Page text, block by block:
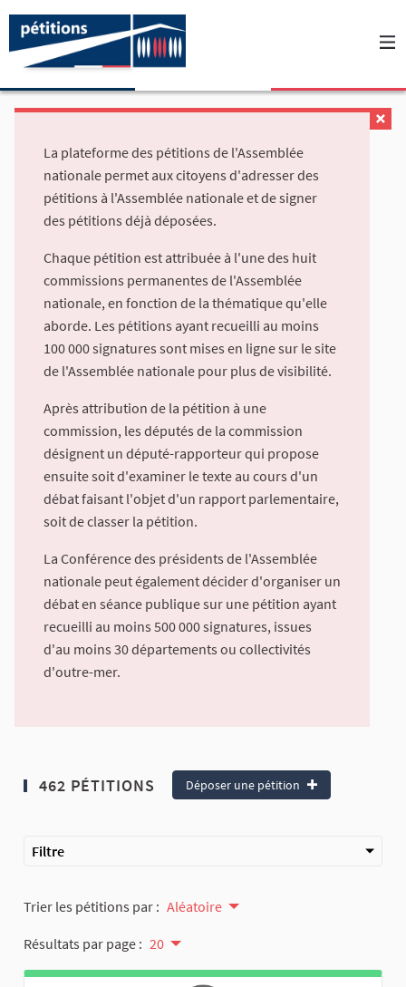
La plateforme des pétitions de l'Assemblée
nationale permet aux citoyens d'adresser des
pétitions à l'Assemblée nationale et de signer
des pétitions déjà déposées.
Chaque pétition est attribuée à l'une des huit
commissions permanentes de l'Assemblée
nationale, en fonction de la thématique qu'elle
aborde. Les pétitions ayant recueilli au moins
100 000 signatures sont mises en ligne sur le site
de l'Assemblée nationale pour plus de visibilité.
Après attribution de la pétition à une
commission, les députés de la commission
désignent un député-rapporteur qui propose
ensuite soit d'examiner le texte au cours d'un
débat faisant l'objet d'un rapport parlementaire,
soit de classer la pétition.
La Conférence des présidents de l'Assemblée
nationale peut également décider d'organiser un
débat en séance publique sur une pétition ayant
recueilli au moins 500 000 signatures, issues
d'au moins 30 départements ou collectivités
d'outre-mer.
462 PÉTITIONS Déposer une pétition
Filtre
Trier les pétitions par : Aléatoire
Résultats par page : 20